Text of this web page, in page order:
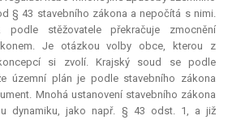
§ 43 stavebního zákona a nepočítá s nimi.
podle stěžovatele překračuje zmocnění
Je otázkou volby obce, kterou z
si zvolí. Krajský soud se podle
územní plán je podle stavebního zákona
Mnohá ustanovení stavebního zákona
dynamiku, jako např. § 43 odst. 1, a již